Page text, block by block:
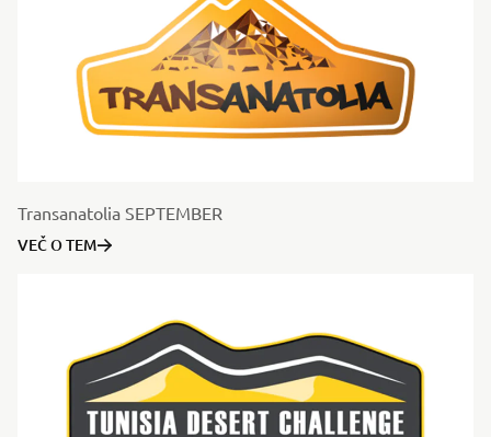
Transanatolia SEPTEMBER
VEČ O TEM